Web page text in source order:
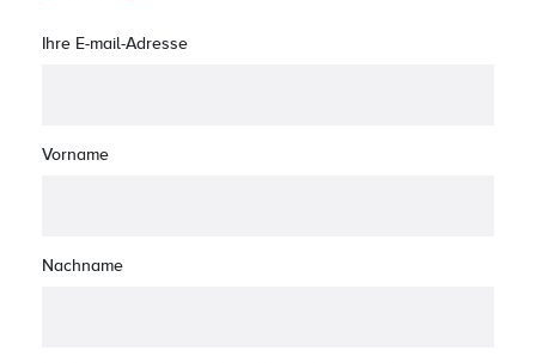
Ihre E-mail-Adresse
Vorname
Nachname